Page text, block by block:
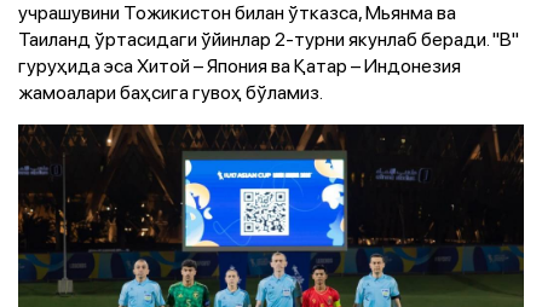
учрашувини Тожикистон билан ўтказса, Мьянма ва
Таиланд ўртасидаги ўйинлар 2-турни якунлаб беради. "B"
гуруҳида эса Хитой – Япония ва Қатар – Индонезия
жамоалари баҳсига гувоҳ бўламиз.